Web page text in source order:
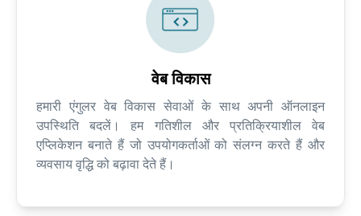
वेब विकास
हमारी एंगुलर वेब विकास सेवाओं के साथ अपनी ऑनलाइन
उपस्थिति बदलें। हम गतिशील और प्रतिक्रियाशील वेब
एप्लिकेशन बनाते हैं जो उपयोगकर्ताओं को संलग्न करते हैं और
व्यवसाय वृद्धि को बढ़ावा देते हैं।